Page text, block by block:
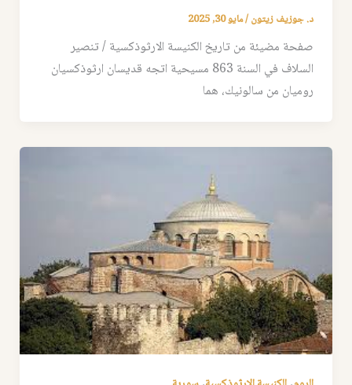
د. جوزيف زيتون/مايو 30, 2025
صفحة مضيئة من تاريخ الكنيسة الارثوذكسية / تنصير
السلاف في السنة 863 مسيحية اتجه قديسان ارثوذكسيان
روميان من سالونيك، هما